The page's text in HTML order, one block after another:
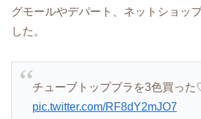
グモールやデパート、ネットショッ
した。
チューブトップブラを3色買った
pic.twitter.com/RF8dY2mJO7